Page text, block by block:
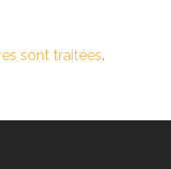
sont traitées.